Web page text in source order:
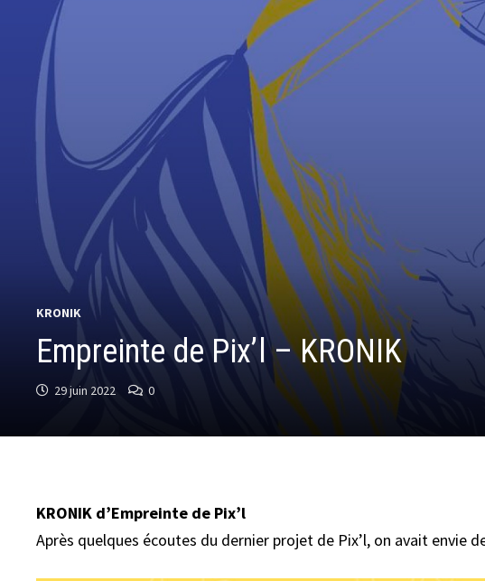
KRONIK
Empreinte de Pix’l – KRONIK
29 juin 2022 0
KRONIK d’Empreinte de Pix’l
Après quelques écoutes du dernier projet de Pix’l, on avait envie